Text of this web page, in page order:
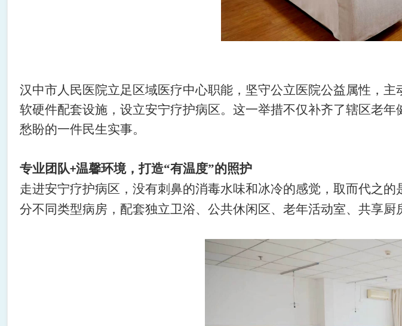
汉中市人民医院立足区域医疗中心职能，坚守公立医院公益属性，
软硬件配套设施，设立安宁疗护病区。这一举措不仅补齐了辖区老
愁盼的一件民生实事。
专业团队+温馨环境，打造“有温度”的照护
走进安宁疗护病区，没有刺鼻的消毒水味和冰冷的感觉，取而代之
分不同类型病房，配套独立卫浴、公共休闲区、老年活动室、共享